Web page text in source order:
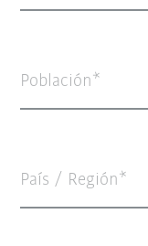
Población
País / Región*